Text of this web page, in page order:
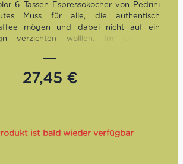
6 Tassen Espressokocher von Pedrini
Muss für alle, die authentisch
mögen und dabei nicht auf ein
verzichten wolllen. Im lackierten
oder auf dem Frühstückstisch garantiert
bleiben.27,45 €
ist bald wieder verfügbar